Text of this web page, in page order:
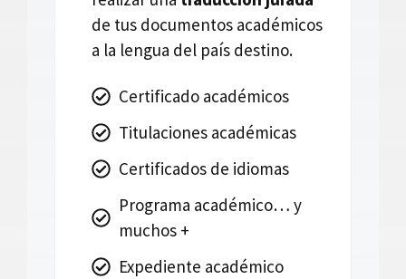
de tus documentos académicos
a la lengua del país destino.
Certificado académicos
Titulaciones académicas
Certificados de idiomas
Programa académico… y
muchos +
Expediente académico